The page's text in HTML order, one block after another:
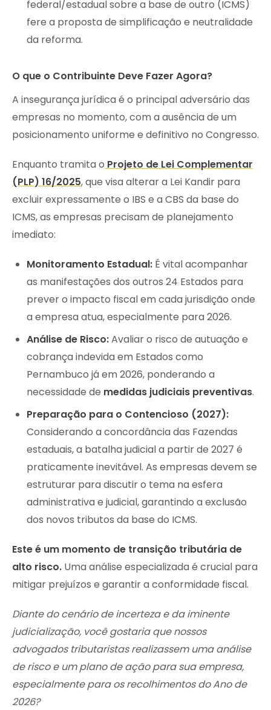
federal/estadual sobre a base de outro (ICMS)
fere a proposta de simplificação e neutralidade
da reforma.
O que o Contribuinte Deve Fazer Agora?
A insegurança jurídica é o principal adversário das
empresas no momento, com a ausência de um
posicionamento uniforme e definitivo no Congresso.
Enquanto tramita o Projeto de Lei Complementar
(PLP) 16/2025, que visa alterar a Lei Kandir para
excluir expressamente o IBS e a CBS da base do
ICMS, as empresas precisam de planejamento
imediato:
Monitoramento Estadual: É vital acompanhar
as manifestações dos outros 24 Estados para
prever o impacto fiscal em cada jurisdição onde
a empresa atua, especialmente para 2026.
Análise de Risco:Avaliar o risco de autuação e
cobrança indevida em Estados como
Pernambuco já em 2026, ponderando a
necessidade de medidas judiciais preventivas.
Preparação para o Contencioso (2027):
Considerando a concordância das Fazendas
estaduais, a batalha judicial a partir de 2027 é
praticamente inevitável. As empresas devem se
estruturar para discutir o tema na esfera
administrativa e judicial, garantindo a exclusão
dos novos tributos da base do ICMS.
Este é um momento de transição tributária de
alto risco. Uma análise especializada é crucial para
mitigar prejuízos e garantir a conformidade fiscal.
Diante do cenário de incerteza e da iminente
judicialização, você gostaria que nossos
advogados tributaristas realizassem uma análise
de risco e um plano de ação para sua empresa,
especialmente para os recolhimentos do Ano de
2026?